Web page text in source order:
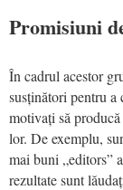
Promisiuni
În cadrul acestor
susținători pentru
motivați să
lor. De exemplu,
mai buni „editors”
rezultate sunt